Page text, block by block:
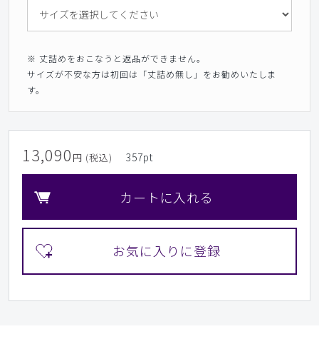
※ 丈詰めをおこなうと返品ができません。
サイズが不安な方は初回は「丈詰め無し」をお勧めいたしま
す。
13,090 円 (税込) 357pt
カートに入れる